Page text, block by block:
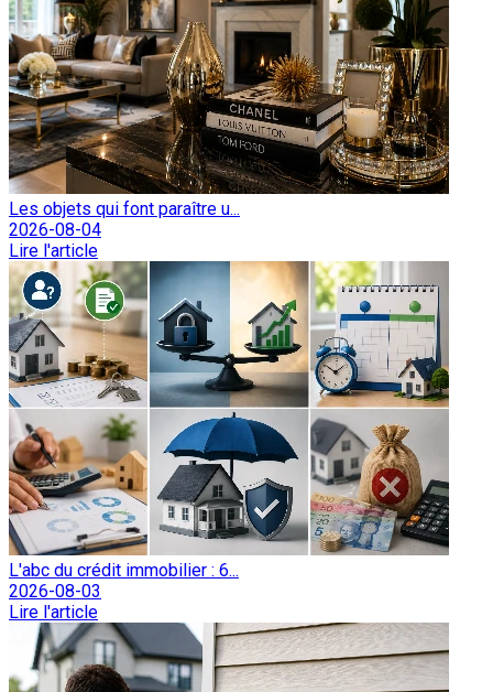
Les objets qui font paraître u...
2026-08-04
Lire l'article
L'abc du crédit immobilier : 6...
2026-08-03
Lire l'article